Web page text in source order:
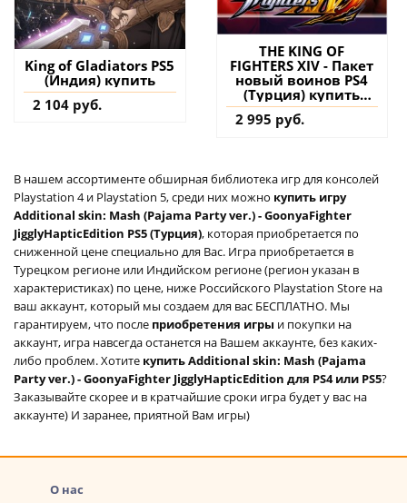
King of Gladiators PS5
(Индия) купить
2 104 руб.
THE KING OF
FIGHTERS XIV - Пакет
новый воинов PS4
(Турция) купить
дополнение на
аккаунт
2 995 руб.
В нашем ассортименте обширная библиотека игр для консолей
Playstation 4 и Playstation 5, среди них можно купить игру
Additional skin: Mash (Pajama Party ver.) - GoonyaFighter
JigglyHapticEdition PS5 (Турция), которая приобретается по
сниженной цене специально для Вас. Игра приобретается в
Турецком регионе или Индийском регионе (регион указан в
характеристиках) по цене, ниже Российского Playstation Store на
ваш аккаунт, который мы создаем для вас БЕСПЛАТНО. Мы
гарантируем, что после приобретения игры и покупки на
аккаунт, игра навсегда останется на Вашем аккаунте, без каких-
либо проблем. Хотите купить Additional skin: Mash (Pajama
Party ver.) - GoonyaFighter JigglyHapticEdition для PS4 или PS5?
Заказывайте скорее и в кратчайшие сроки игра будет у вас на
аккаунте) И заранее, приятной Вам игры)
О нас